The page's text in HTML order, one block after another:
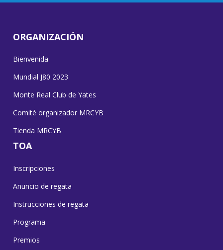
ORGANIZACIÓN
Bienvenida
Mundial J80 2023
Monte Real Club de Yates
Comité organizador MRCYB
Tienda MRCYB
TOA
Inscripciones
Anuncio de regata
Instrucciones de regata
Programa
Premios